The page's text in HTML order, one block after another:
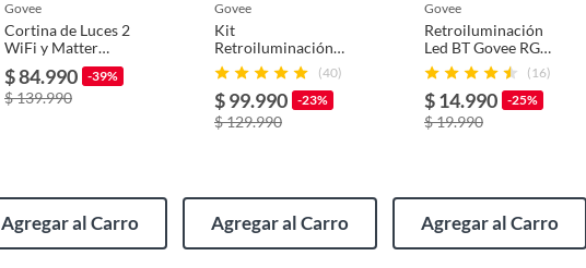
govee
Cortina de Luces 2
WiFi y Matter
Govee
$ 84.990 -39%
$ 139.990
Agregar al Carro
govee
Kit
Retroiluminación
TV 3 Lite de 55-65"
Govee
(40)
$ 99.990 -23%
$ 129.990
Agregar al Carro
govee
Retroiluminación
Led BT Govee RGB
para TV 46 a 60”(16)
$ 14.990 -25%
$ 19.990
Agregar al Carro